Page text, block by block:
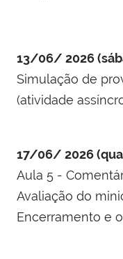
13/06/ 2026
Simulação de
(atividade
17/06/ 2026
Aula 5 -
Avaliação do
Encerramento e